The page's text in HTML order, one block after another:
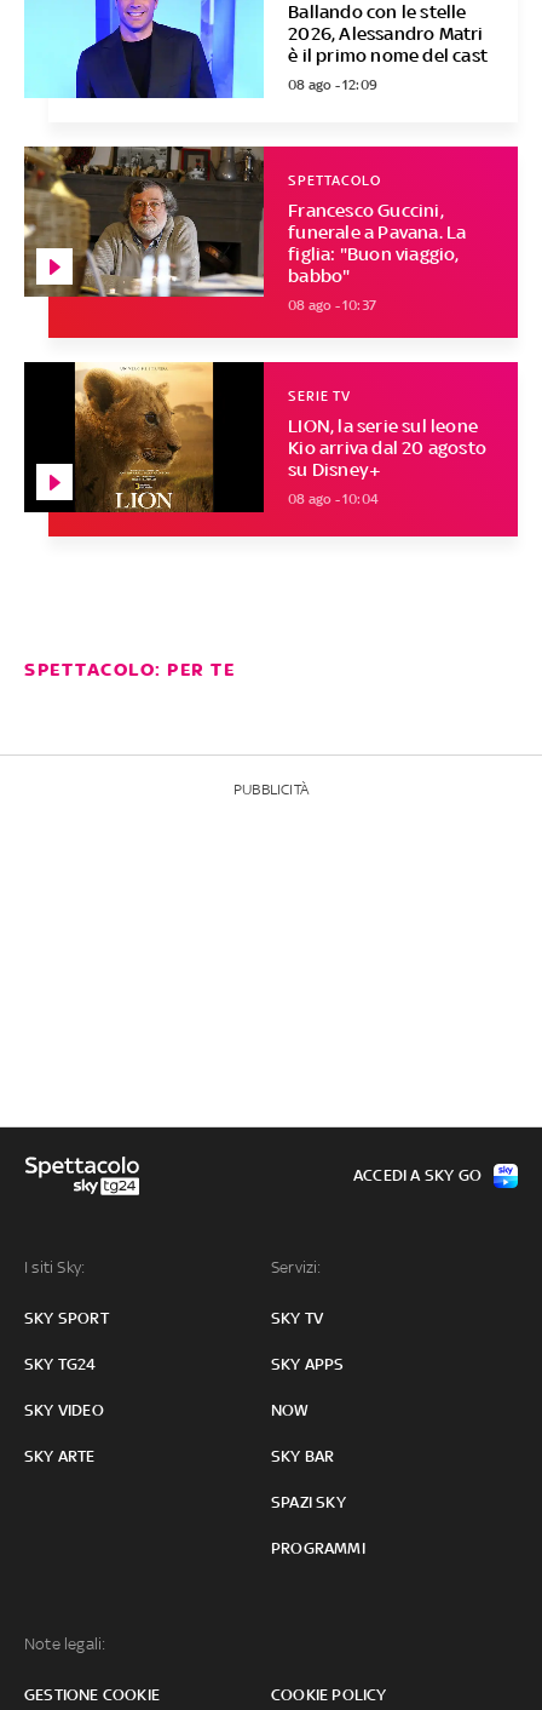
Ballando con le stelle
2026, Alessandro Matri
è il primo nome del cast
08 ago - 12:09
Francesco Guccini,
funerale a Pavana. La
figlia: "Buon viaggio,
babbo"
SPETTACOLO
08 ago - 10:37
LION, la serie sul leone
Kio arriva dal 20 agosto
su Disney+
SERIE TV
08 ago - 10:04
SPETTACOLO: PER TE
PUBBLICITÀ
I siti Sky:
SKY SPORT
SKY TG24
SKY VIDEO
SKY ARTE
Servizi:
SKY TV
SKY APPS
NOW
SKY BAR
SPAZI SKY
PROGRAMMI
Note legali:
GESTIONE COOKIE COOKIE POLICY
ACCEDI A SKY GO